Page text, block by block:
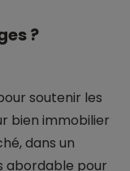
?
soutenir les
bien immobilier
dans un
abordable pour